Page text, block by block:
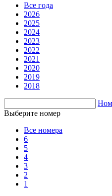
Все года
2026
2025
2024
2023
2022
2021
2020
2019
2018
Выберите номер
Все номера
6
5
4
3
2
1